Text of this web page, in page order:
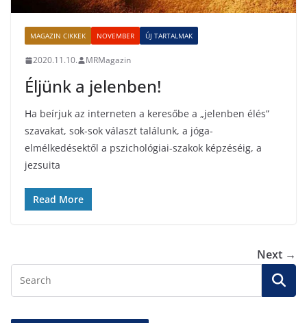
MAGAZIN CIKKEK NOVEMBER ÚJ TARTALMAK
2020.11.10. MRMagazin
Éljünk a jelenben!
Ha beírjuk az interneten a keresőbe a „jelenben élés”
szavakat, sok-sok választ találunk, a jóga-
elmélkedésektől a pszichológiai-szakok képzéséig, a
jezsuita
Read More
Next →